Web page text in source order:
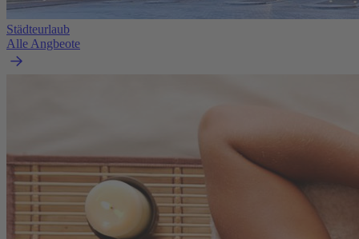
Städteurlaub
Alle Angbeote